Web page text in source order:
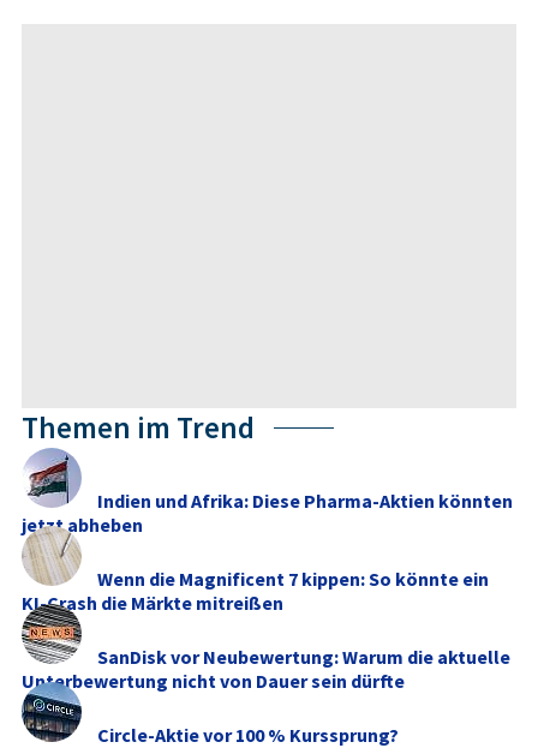
Themen im Trend
Indien und Afrika: Diese Pharma-Aktien könnten
jetzt abheben
Wenn die Magnificent 7 kippen: So könnte ein
KI-Crash die Märkte mitreißen
SanDisk vor Neubewertung: Warum die aktuelle
Unterbewertung nicht von Dauer sein dürfte
Circle-Aktie vor 100 % Kurssprung?